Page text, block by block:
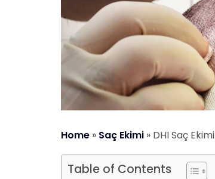
Home » Saç Ekimi » DHI Saç Ekimi
Table of Contents